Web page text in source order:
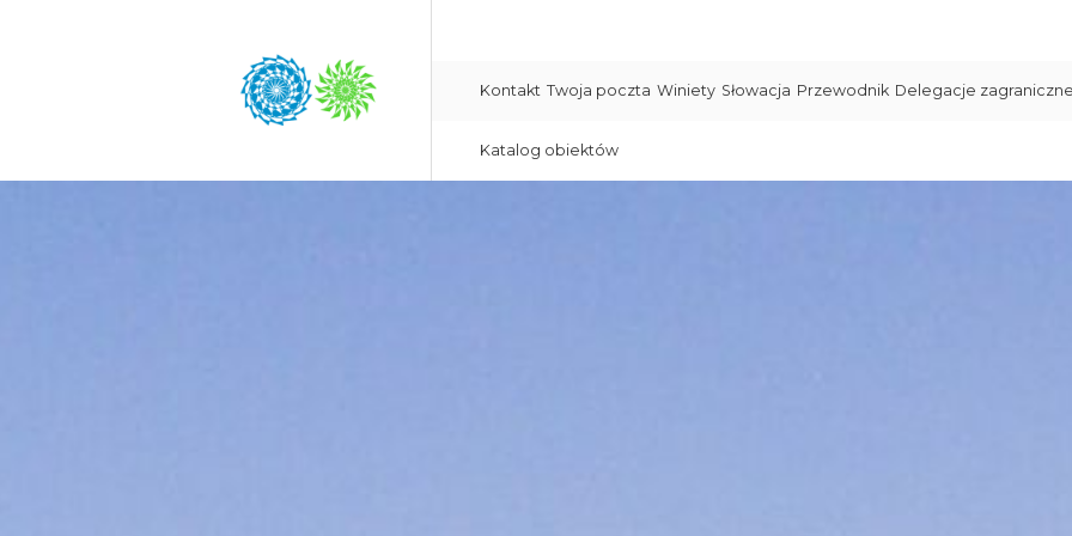
Kontakt Twoja poczta Winiety Słowacja Przewodnik Delegacje
Katalog obiektów